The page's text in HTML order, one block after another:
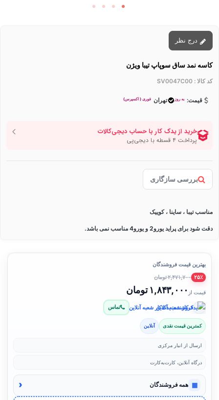
کاسه نمد ساق سوپاپ تیبا ویژن
کد کالا : SV0047C00
قیمت: به روز تهران فوری ( اکسپرس)
بررسی سازگاری
مناسب تیبا ، ساینا ، کوییک
دقت شود برای پراید یورو2 و یورو4 مناسب نمی باشد.
بهترین قیمت فروشندگان
۲۵٪ ۲,۴۷۱,۷۰۰ تومان
قیمت از ۱,۸۴۳,۰۰۰ تومان
فروشنده: یدک‌کار شعبه آنلاین تماس
کمترین قیمت نقدی آنلاین
ارسال از انبار مرکزی
درگاه آنلاین، کارت‌به‌کارت
▦ همه فروشندگان ‹